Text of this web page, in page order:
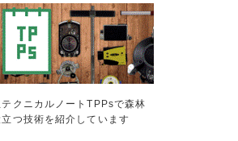
クニカルノートTPPsで森林
つ技術を紹介しています